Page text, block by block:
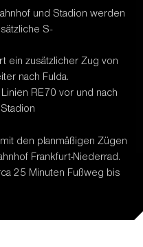
und Stadion werden
S-
ein zusätzlicher Zug von
nach Fulda.
RE70 vor und nach
den planmäßigen Zügen
Frankfurt-Niederrad.
25 Minuten Fußweg bis